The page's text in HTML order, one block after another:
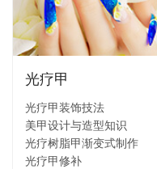
光疗甲
光疗甲装饰技法
美甲设计与造型知识
光疗树脂甲渐变式制作
光疗甲修补